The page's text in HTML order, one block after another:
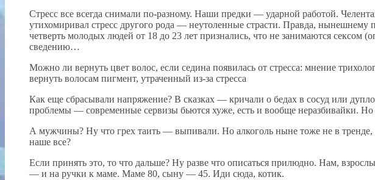
Стресс все всегда снимали по-разному. Наши предки — ударной работой.
утихомиривал стресс другого рода — неутоленные страсти. Правда, нынешнему
четверть молодых людей от 18 до 23 лет признались, что не занимаются сексом
сведению…
Можно ли вернуть цвет волос, если седина появилась от стресса: мнение
вернуть волосам пигмент, утраченный из-за стресса
Как еще сбрасывали напряжение? В сказках — кричали о бедах в сосуд или
проблемы — современные сервизы бьются хуже, есть и вообще неразбивайки.
А мужчины? Ну что грех таить — выпивали. Но алкоголь ныне тоже не в тренде,
наше все?
Если принять это, то что дальше? Ну разве что описаться прилюдно. Нам,
— и на ручки к маме. Маме 80, сыну — 45. Иди сюда, котик.